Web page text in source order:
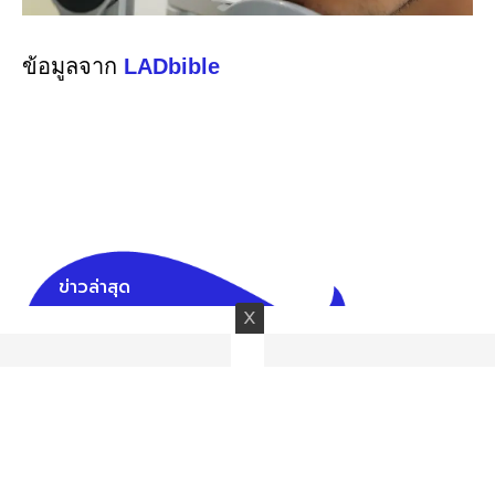
ข้อมูลจาก LADbible
ข่าวล่าสุด